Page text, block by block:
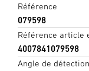
Référence
079598
Référence article
4007841079598
Angle de détection